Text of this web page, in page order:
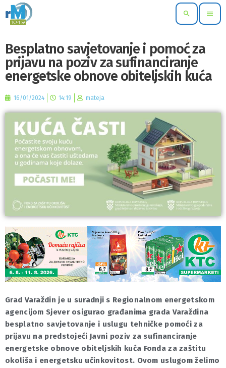
search menu
Besplatno savjetovanje i pomoć za
prijavu na poziv za sufinanciranje
energetske obnove obiteljskih kuća
16/01/2024 14:19 mateja
Grad Varaždin je u suradnji s Regionalnom energetskom
agencijom Sjever osigurao građanima grada Varaždina
besplatno savjetovanje i uslugu tehničke pomoći za
prijavu na predstojeći Javni poziv za sufinanciranje
energetske obnove obiteljskih kuća Fonda za zaštitu
okoliša i energetsku učinkovitost. Ovom uslugom želimo